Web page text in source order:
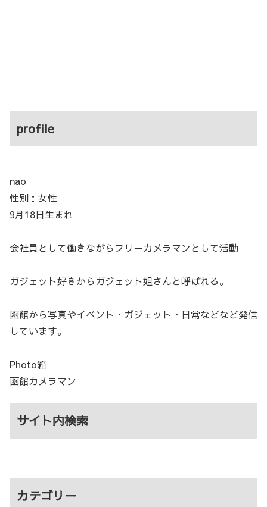
profile
nao
性別：女性
9月18日生まれ
会社員として働きながらフリーカメラマンとして活動
ガジェット好きからガジェット姐さんと呼ばれる。
函館から写真やイベント・ガジェット・日常などなど発信
しています。
Photo箱
函館カメラマン
サイト内検索
カテゴリー